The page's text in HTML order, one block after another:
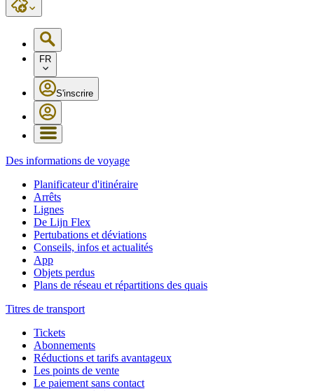
FR
S'inscrire
Des informations de voyage
Planificateur d'itinéraire
Arrêts
Lignes
De Lijn Flex
Pertubations et déviations
Conseils, infos et actualités
App
Objets perdus
Plans de réseau et répartitions des quais
Titres de transport
Tickets
Abonnements
Réductions et tarifs avantageux
Les points de vente
Le paiement sans contact